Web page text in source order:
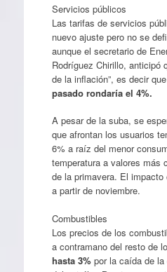
Servicios públicos
Las tarifas de servicios
nuevo ajuste pero no se
aunque el secretario de
Rodríguez Chirillo, anticipó
de la inflación”, es decir que
pasado rondaría el 4%.
A pesar de la suba, se
que afrontan los usuarios
6% a raíz del menor
temperatura a valores más
de la primavera. El
a partir de noviembre.
Combustibles
Los precios de los
a contramano del resto de
hasta 3% por la caída de